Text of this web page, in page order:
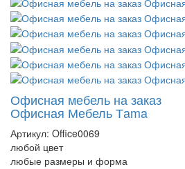
Офисная мебель на заказ
Офисная Мебель Тama
Артикул: Office0069
любой цвет
любые размеры и форма